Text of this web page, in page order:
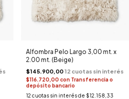
Alfombra Pelo Largo 3,00 mt. x
2.00 mt. (Beige)
$145.900,00
$116.720,00 con Transferencia o
depósito bancario
12 cuotas sin interés de $12.158,33